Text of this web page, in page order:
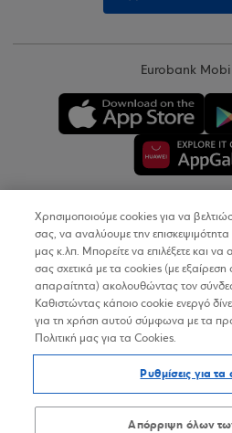
Eurobank
Copyright ©
Όροι
Προσωπικά Δεδομένα στον
Δήλωση
Sitemap
Χρησιμοποιούμε cookies για να
σας, να αναλύουμε την επισκεψιμότητα
μας κ.λπ. Μπορείτε να επιλέξετε και να
σας σχετικά με τα cookies (με εξαίρεση
απαραίτητα) ακολουθώντας τον
Καθιστώντας κάποιο cookie ενεργό
για τη χρήση αυτού σύμφωνα με τα
Πολιτική μας για τα Cookies.
Ρυθμίσεις για τα
Απόρριψη όλων